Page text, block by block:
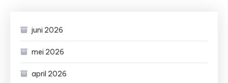
juni 2026
mei 2026
april 2026